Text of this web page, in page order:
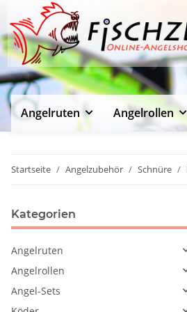
Angelruten Angelrollen
Startseite Angelzubehör Schnüre
Kategorien
Angelruten
Angelrollen
Angel-Sets